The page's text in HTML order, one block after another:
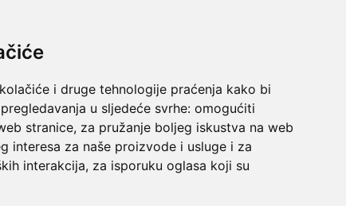
i druge tehnologije praćenja kako bi
u sljedeće svrhe: omogućiti
stranice, za pružanje boljeg iskustva na web
interesa za naše proizvode i usluge i za
interakcija, za isporuku oglasa koji su